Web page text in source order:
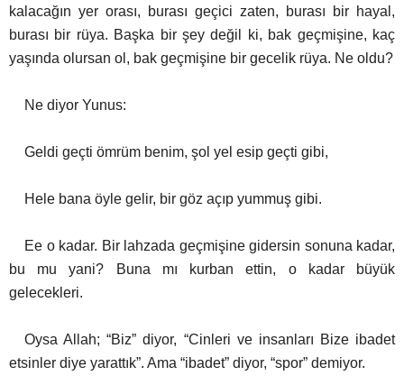
kalacağın yer orası, burası geçici zaten, burası bir hayal,
burası bir rüya. Başka bir şey değil ki, bak geçmişine, kaç
yaşında olursan ol, bak geçmişine bir gecelik rüya. Ne oldu?
Ne diyor Yunus:
Geldi geçti ömrüm benim, şol yel esip geçti gibi,
Hele bana öyle gelir, bir göz açıp yummuş gibi.
Ee o kadar. Bir lahzada geçmişine gidersin sonuna kadar,
bu mu yani? Buna mı kurban ettin, o kadar büyük
gelecekleri.
Oysa Allah; “Biz” diyor, “Cinleri ve insanları Bize ibadet
etsinler diye yarattık”. Ama “ibadet” diyor, “spor” demiyor.